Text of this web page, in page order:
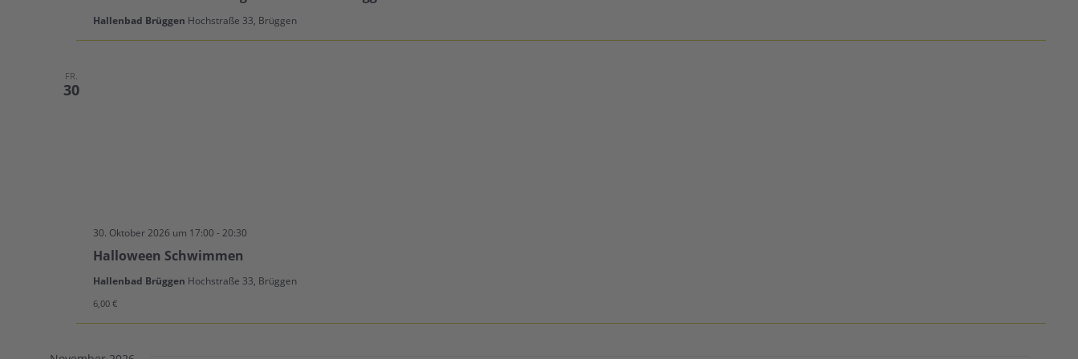
Hallenbad Brüggen Hochstraße 33, Brüggen
FR.
30
Halloween Schwimmen
30. Oktober 2026 um 17:00 -20:30
Hallenbad Brüggen Hochstraße 33, Brüggen
6,00 €